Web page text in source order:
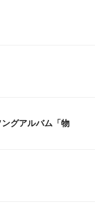
グアルバム「物